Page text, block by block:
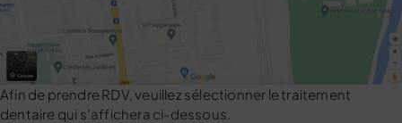
Afin de prendre RDV, veuillez sélectionner le traitement
dentaire qui s’affichera ci-dessous.